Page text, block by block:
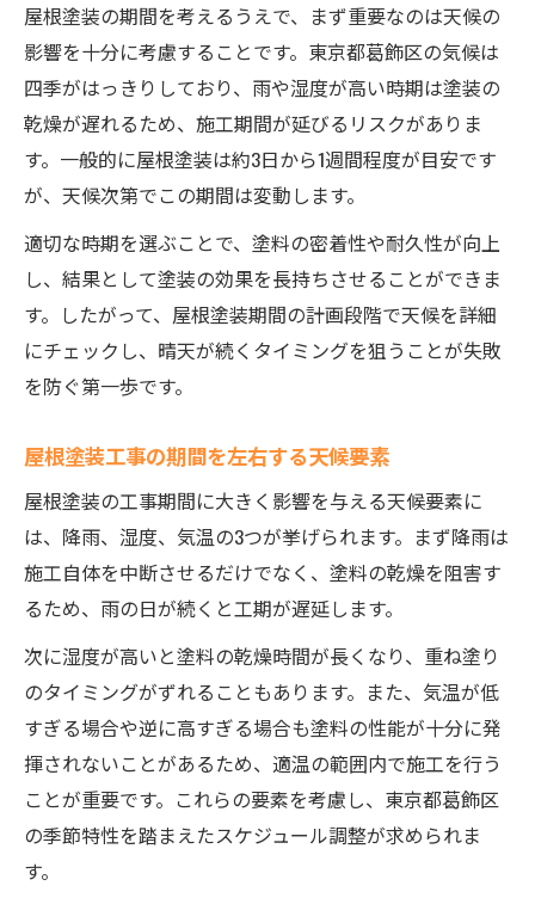
屋根塗装の期間を考えるうえで、まず重要なのは天候の
影響を十分に考慮することです。東京都葛飾区の気候は
四季がはっきりしており、雨や湿度が高い時期は塗装の
乾燥が遅れるため、施工期間が延びるリスクがありま
す。一般的に屋根塗装は約3日から1週間程度が目安です
が、天候次第でこの期間は変動します。
適切な時期を選ぶことで、塗料の密着性や耐久性が向上
し、結果として塗装の効果を長持ちさせることができま
す。したがって、屋根塗装期間の計画段階で天候を詳細
にチェックし、晴天が続くタイミングを狙うことが失敗
を防ぐ第一歩です。
屋根塗装工事の期間を左右する天候要素
屋根塗装の工事期間に大きく影響を与える天候要素に
は、降雨、湿度、気温の3つが挙げられます。まず降雨は
施工自体を中断させるだけでなく、塗料の乾燥を阻害す
るため、雨の日が続くと工期が遅延します。
次に湿度が高いと塗料の乾燥時間が長くなり、重ね塗り
のタイミングがずれることもあります。また、気温が低
すぎる場合や逆に高すぎる場合も塗料の性能が十分に発
揮されないことがあるため、適温の範囲内で施工を行う
ことが重要です。これらの要素を考慮し、東京都葛飾区
の季節特性を踏まえたスケジュール調整が求められま
す。